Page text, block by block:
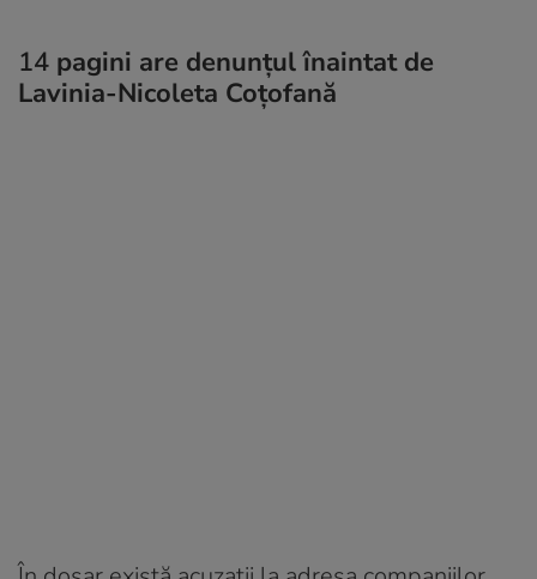
14 pagini are denunțul înaintat de
Lavinia-Nicoleta Coțofană